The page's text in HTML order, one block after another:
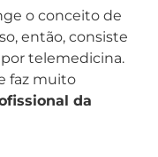
o conceito de
então, consiste
telemedicina.
faz muito
da